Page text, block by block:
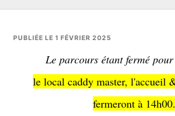
PUBLIÉE LE 1 FÉVRIER 2025
Le parcours étant fermé
le local caddy master, l'accueil
fermeront à 14h00.